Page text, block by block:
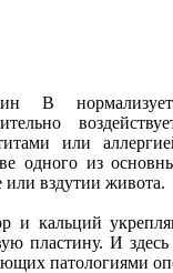
В
или
одного из
или вздутии живота.
и кальций
пластину. И
патологиями